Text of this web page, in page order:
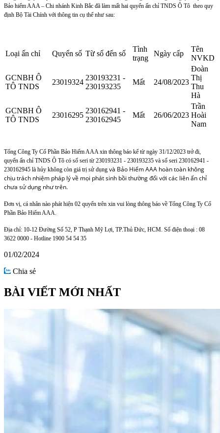
Bảo hiểm AAA – Chi nhánh Kinh Bắc đã làm mất hai quyển ấn chỉ TNDS Ô Tô theo quy
định Bộ Tài Chính với thông tin cụ thể như sau:
Loại ấn chỉ Quyển số Từ số đến số
Tình
trạng
Ngày cấp
Tên
NVKD
GCNBH Ô
TÔ TNDS
23019324
230193231 -
230193235
Mất 24/08/2023
Đoàn
Thị
Thu
Hà
GCNBH Ô
TÔ TNDS
23016295
230162941 -
230162945
Mất 26/06/2023
Trần
Hoài
Nam
Tổng Công Ty Cổ Phần Bảo Hiểm AAA xin thông báo kể từ ngày 31/12/2023 trở đi,
quyển ấn chỉ TNDS Ô Tô có số seri từ 230193231 - 230193235 và số seri 230162941 -
230162945 là hủy không còn giá trị sử dụng và Bảo Hiểm AAA hoàn toàn không
chịu trách nhiệm pháp lý về mọi phát sinh bồi thường đối với các liên ấn chỉ
chưa sử dụng như trên.
Đơn vị, cá nhân nào phát hiện 02 quyển trên xin vui lòng thông báo về Tổng Công Ty Cổ
Phần Bảo Hiểm AAA.
Địa chỉ: 10-12 Đường Số 52, P Thạnh Mỹ Lợi, TP.Thủ Đức, HCM. Số điện thoại : 08
3622 0000 - Hotline 1900 54 54 35
01/02/2024
Chia sẻ
BÀI VIẾT MỚI NHẤT